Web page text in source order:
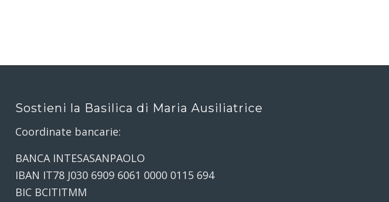
Sostieni la Basilica di Maria Ausiliatrice
Coordinate bancarie:
BANCA INTESASANPAOLO
IBAN IT78 J030 6909 6061 0000 0115 694
BIC BCITITMM